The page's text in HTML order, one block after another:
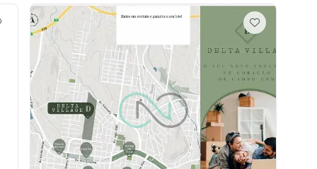
Quatro Colônias, em Campo Bom. Não encontrou o
Terreno em Campo Bom? Entre em contato com
casas residenciais e comerciais, sobrados,
além de empreendimentos em construção ou
outras regiões de Campo Bom. Aqui você encontra
mais combina com seu estilo de vida.
com segurança e tranquilidade. Na Frassão Negócios